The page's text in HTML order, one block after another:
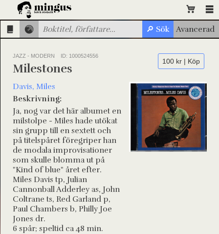
JAZZ - MODERN ID: 1000524556
100 kr | Köp
Milestones
Davis, Miles
Beskrivning:
Ja, nog var det här albumet en
milstolpe - Miles hade utökat
sin grupp till en sextett och
på titelspåret föregriper han
de modala improvisationer
som skulle blomma ut på
"Kind of blue" året efter.
Miles Davis tp, Julian
Cannonball Adderley as, John
Coltrane ts, Red Garland p,
Paul Chambers b, Philly Joe
Jones dr.
6 spår; speltid ca 48 min.